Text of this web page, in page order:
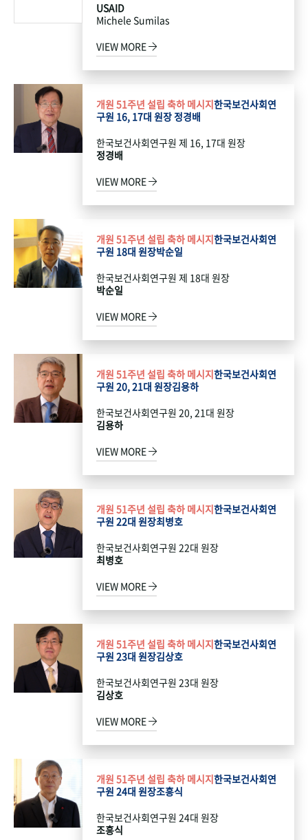
USAID
Michele Sumilas
VIEW MORE
개원 51주년 설립 축하 메시지한국보건사회연
구원 16, 17대 원장 정경배
한국보건사회연구원 제 16, 17대 원장
정경배
VIEW MORE
개원 51주년 설립 축하 메시지한국보건사회연
구원 18대 원장박순일
한국보건사회연구원 제 18대 원장
박순일
VIEW MORE
개원 51주년 설립 축하 메시지한국보건사회연
구원 20, 21대 원장김용하
한국보건사회연구원 20, 21대 원장
김용하
VIEW MORE
개원 51주년 설립 축하 메시지한국보건사회연
구원 22대 원장최병호
한국보건사회연구원 22대 원장
최병호
VIEW MORE
개원 51주년 설립 축하 메시지한국보건사회연
구원 23대 원장김상호
한국보건사회연구원 23대 원장
김상호
VIEW MORE
개원 51주년 설립 축하 메시지한국보건사회연
구원 24대 원장조흥식
한국보건사회연구원 24대 원장
조흥식